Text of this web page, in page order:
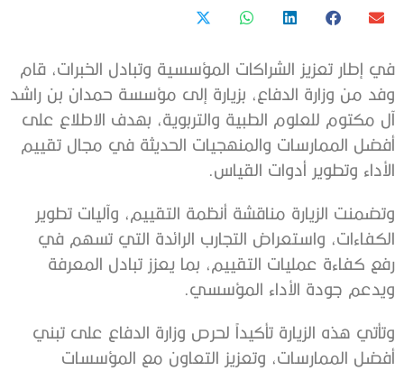
في إطار تعزيز الشراكات المؤسسية وتبادل الخبرات، قام
وفد من وزارة الدفاع، بزيارة إلى مؤسسة حمدان بن راشد
آل مكتوم للعلوم الطبية والتربوية، بهدف الاطلاع على
أفضل الممارسات والمنهجيات الحديثة في مجال تقييم
الأداء وتطوير أدوات القياس.
وتضمنت الزيارة مناقشة أنظمة التقييم، وآليات تطوير
الكفاءات، واستعراض التجارب الرائدة التي تسهم في
رفع كفاءة عمليات التقييم، بما يعزز تبادل المعرفة
ويدعم جودة الأداء المؤسسي.
وتأتي هذه الزيارة تأكيداً لحرص وزارة الدفاع على تبني
أفضل الممارسات، وتعزيز التعاون مع المؤسسات